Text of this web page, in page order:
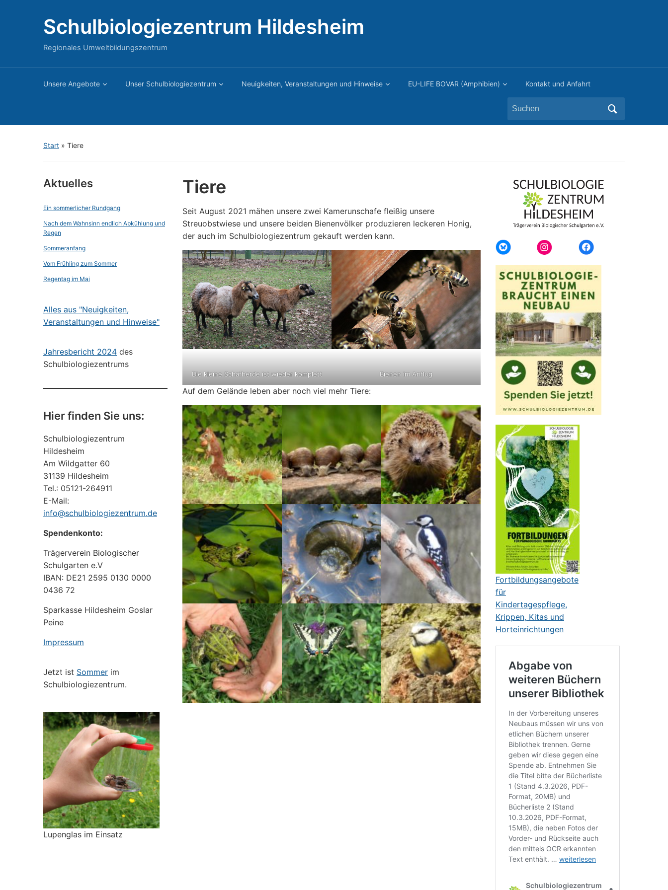
Schulbiologiezentrum Hildesheim
Regionales Umweltbildungszentrum
Unsere Angebote Unser Schulbiologiezentrum Neuigkeiten, Veranstaltungen und Hinweise EU-LIFE BOVAR (Amphibien) Kontakt und Anfahrt
Search
for:
Start » Tiere
Aktuelles
Ein sommerlicher Rundgang
Nach dem Wahnsinn endlich Abkühlung und
Regen
Sommeranfang
Vom Frühling zum Sommer
Regentag im Mai
Alles aus "Neuigkeiten,
Veranstaltungen und Hinweise"
Jahresbericht 2024 des
Schulbiologiezentrums
Hier finden Sie uns:
Schulbiologiezentrum
Hildesheim
Am Wildgatter 60
31139 Hildesheim
Tel.: 05121-264911
E-Mail:
info@schulbiologiezentrum.de
Spendenkonto:
Trägerverein Biologischer
Schulgarten e.V
IBAN: DE21 2595 0130 0000
0436 72
Sparkasse Hildesheim Goslar
Peine
Impressum
Jetzt ist Sommer im
Schulbiologiezentrum.
Lupenglas im Einsatz
Tiere
Seit August 2021 mähen unsere zwei Kamerunschafe fleißig unsere
Streuobstwiese und unsere beiden Bienenvölker produzieren leckeren Honig,
der auch im Schulbiologiezentrum gekauft werden kann.
Die kleine Schafherde ist wieder komplett Bienen im Anflug
Auf dem Gelände leben aber noch viel mehr Tiere:
Fortbildungsangebote
für
Kindertagespflege,
Krippen, Kitas und
Horteinrichtungen